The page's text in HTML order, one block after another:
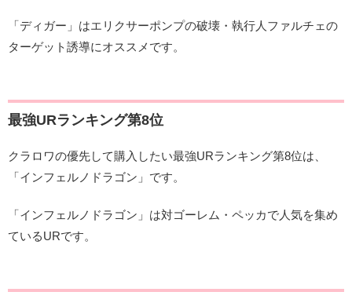
「ディガー」はエリクサーポンプの破壊・執行人ファルチェの
ターゲット誘導にオススメです。
最強URランキング第8位
クラロワの優先して購入したい最強URランキング第8位は、
「インフェルノドラゴン」です。
「インフェルノドラゴン」は対ゴーレム・ペッカで人気を集め
ているURです。